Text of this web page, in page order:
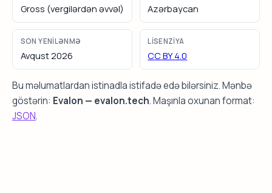
Gross (vergilərdən əvvəl) Azərbaycan
SON YENILƏNMƏ
Avqust 2026
LISENZIYA
CC BY 4.0
Bu məlumatlardan istinadla istifadə edə bilərsiniz. Mənbə
göstərin: Evalon — evalon.tech. Maşınla oxunan format:
JSON.